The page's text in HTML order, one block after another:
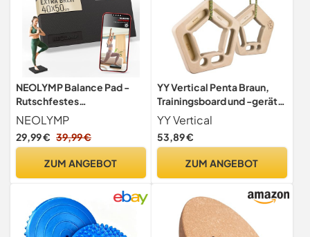
NEOLYMP Balance Pad -
Rutschfestes
Gleichgewichtstrainer für
Physio & Reha - Balance
Kissen Gelenkstärkend,
Ideal für Yoga, Gym &
Training
NEOLYMP
29,99 € 39,99 €
ZUM ANGEBOT
YY Vertical Penta Braun,
Trainingsboard und -gerät,
Größe One Size - Farbe
Wood
YY Vertical
53,89 €
ZUM ANGEBOT